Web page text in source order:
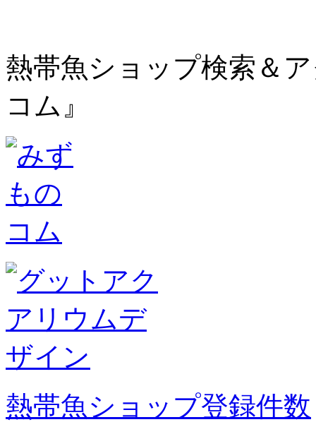
熱帯魚ショップ検索＆
コム』
熱帯魚ショップ登録件数